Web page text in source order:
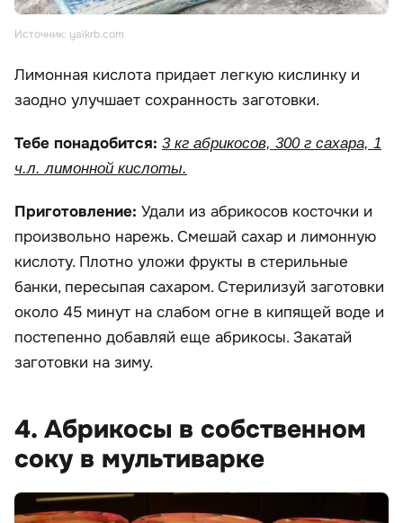
Источник: yaikrb.com
Лимонная кислота придает легкую кислинку и
заодно улучшает сохранность заготовки.
Тебе понадобится: 3 кг абрикосов, 300 г сахара, 1
ч.л. лимонной кислоты.
Приготовление: Удали из абрикосов косточки и
произвольно нарежь. Смешай сахар и лимонную
кислоту. Плотно уложи фрукты в стерильные
банки, пересыпая сахаром. Стерилизуй заготовки
около 45 минут на слабом огне в кипящей воде и
постепенно добавляй еще абрикосы. Закатай
заготовки на зиму.
4. Абрикосы в собственном
соку в мультиварке